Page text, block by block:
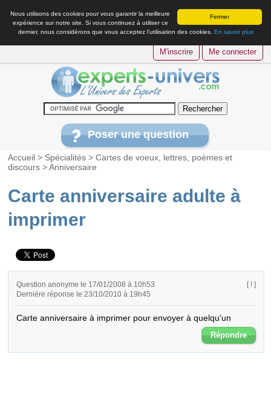
Fermer
Nous utilisons des cookies pour vous garantir la meilleure
expérience sur notre site. Si vous continuez à utiliser ce
dernier, nous considérons que vous acceptez l’utilisation des cookies. En savoir plus
M'inscrire Me connecter
Poser une question
Accueil > Spécialités >Cartes de voeux, lettres, poèmes et
discours >Anniversaire
Carte anniversaire adulte à
imprimer
Question anonyme le 17/01/2008 à 10h53
Dernière réponse le 23/10/2010 à 19h45
[ ! ]
Carte anniversaire à imprimer pour envoyer à quelqu'un
Répondre